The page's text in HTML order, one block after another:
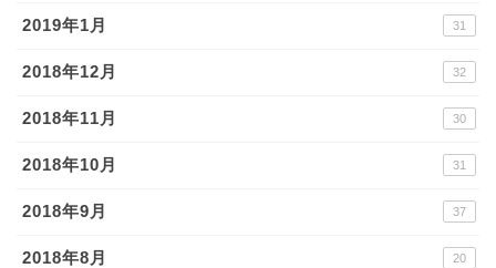
2019年1月 31
2018年12月 32
2018年11月 30
2018年10月 31
2018年9月 37
2018年8月 20